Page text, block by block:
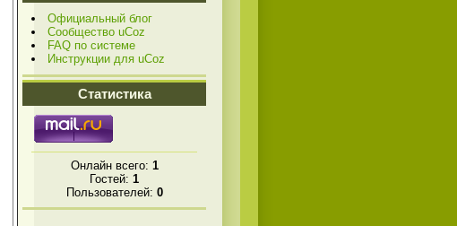
Официальный блог
Сообщество uCoz
FAQ по системе
Инструкции для uCoz
Статистика
Онлайн всего: 1
Гостей: 1
Пользователей: 0